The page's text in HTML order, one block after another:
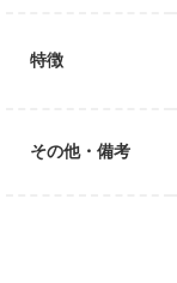
特徴
その他・備考